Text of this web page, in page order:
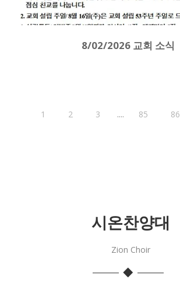
8/02/2026 교회 소식
1 2 3 .... 85 86
시온찬양대
Zion Choir